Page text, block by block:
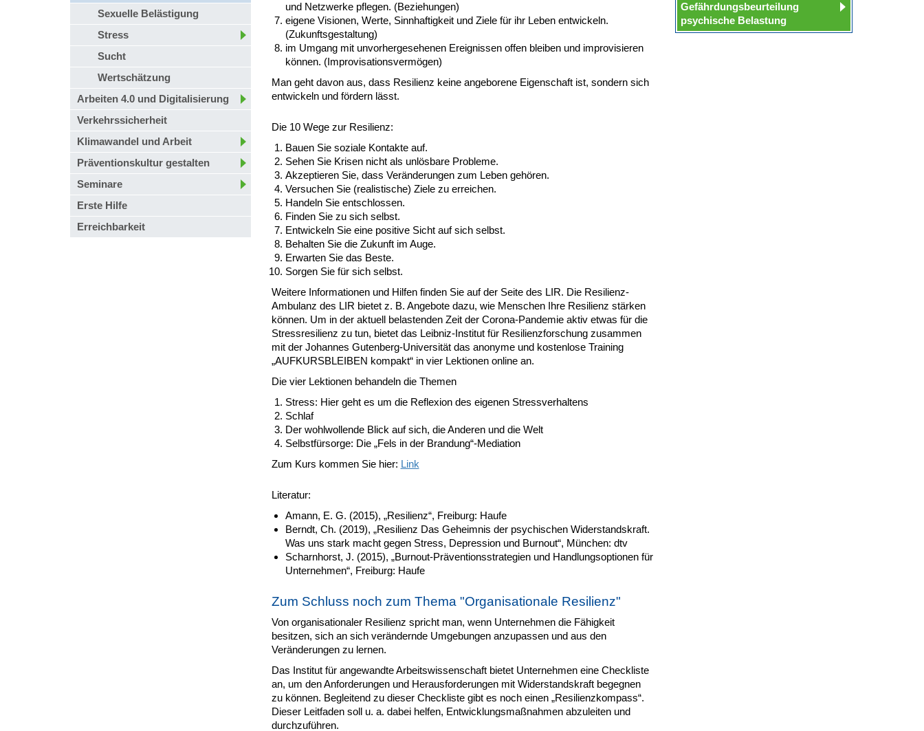
Sexuelle Belästigung
Stress
Sucht
Wertschätzung
Arbeiten 4.0 und Digitalisierung
Verkehrssicherheit
Klimawandel und Arbeit
Präventionskultur gestalten
Seminare
Erste Hilfe
Erreichbarkeit
und Netzwerke pflegen. (Beziehungen)
eigene Visionen, Werte, Sinnhaftigkeit und Ziele für ihr Leben entwickeln.
(Zukunftsgestaltung)
im Umgang mit unvorhergesehenen Ereignissen offen bleiben und improvisieren
können. (Improvisationsvermögen)
Man geht davon aus, dass Resilienz keine angeborene Eigenschaft ist, sondern sich
entwickeln und fördern lässt.
Die 10 Wege zur Resilienz:
Bauen Sie soziale Kontakte auf.
Sehen Sie Krisen nicht als unlösbare Probleme.
Akzeptieren Sie, dass Veränderungen zum Leben gehören.
Versuchen Sie (realistische) Ziele zu erreichen.
Handeln Sie entschlossen.
Finden Sie zu sich selbst.
Entwickeln Sie eine positive Sicht auf sich selbst.
Behalten Sie die Zukunft im Auge.
Erwarten Sie das Beste.
Sorgen Sie für sich selbst.
Weitere Informationen und Hilfen finden Sie auf der Seite des LIR. Die Resilienz-
Ambulanz des LIR bietet z. B. Angebote dazu, wie Menschen Ihre Resilienz stärken
können. Um in der aktuell belastenden Zeit der Corona-Pandemie aktiv etwas für die
Stressresilienz zu tun, bietet das Leibniz-Institut für Resilienzforschung zusammen
mit der Johannes Gutenberg-Universität das anonyme und kostenlose Training
„AUFKURSBLEIBEN kompakt“ in vier Lektionen online an.
Die vier Lektionen behandeln die Themen
Stress: Hier geht es um die Reflexion des eigenen Stressverhaltens
Schlaf
Der wohlwollende Blick auf sich, die Anderen und die Welt
Selbstfürsorge: Die „Fels in der Brandung“-Mediation
Zum Kurs kommen Sie hier: Link
Literatur:
Amann, E. G. (2015), „Resilienz“, Freiburg: Haufe
Berndt, Ch. (2019), „Resilienz Das Geheimnis der psychischen Widerstandskraft.
Was uns stark macht gegen Stress, Depression und Burnout“, München: dtv
Scharnhorst, J. (2015), „Burnout-Präventionsstrategien und Handlungsoptionen für
Unternehmen“, Freiburg: Haufe
Zum Schluss noch zum Thema "Organisationale Resilienz"
Von organisationaler Resilienz spricht man, wenn Unternehmen die Fähigkeit
besitzen, sich an sich verändernde Umgebungen anzupassen und aus den
Veränderungen zu lernen.
Das Institut für angewandte Arbeitswissenschaft bietet Unternehmen eine Checkliste
an, um den Anforderungen und Herausforderungen mit Widerstandskraft begegnen
zu können. Begleitend zu dieser Checkliste gibt es noch einen „Resilienzkompass“.
Dieser Leitfaden soll u. a. dabei helfen, Entwicklungsmaßnahmen abzuleiten und
durchzuführen.
Gefährdungsbeurteilung
psychische Belastung